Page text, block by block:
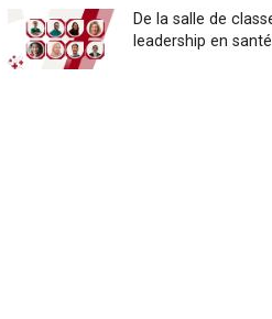
De la salle de
leadership en santé